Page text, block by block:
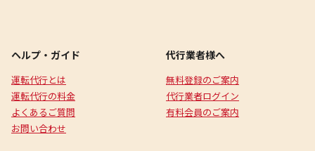
ヘルプ・ガイド
運転代行とは
運転代行の料金
よくあるご質問
お問い合わせ
代行業者様へ
無料登録のご案内
代行業者ログイン
有料会員のご案内